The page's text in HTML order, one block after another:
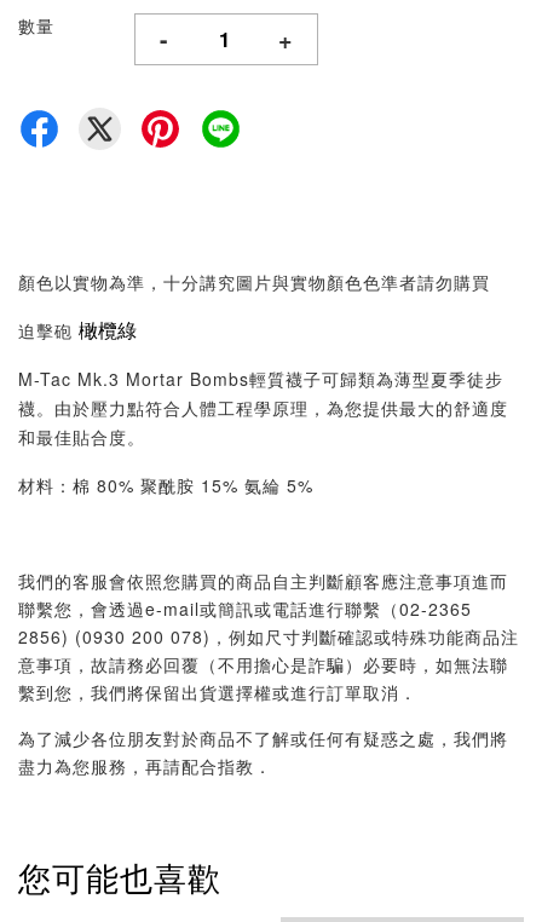
數量 - +
顏色以實物為準，十分講究圖片與實物顏色色準者請勿購買
迫擊砲 橄欖綠
M-Tac Mk.3 Mortar Bombs輕質襪子可歸類為薄型夏季徒步
襪。由於壓力點符合人體工程學原理，為您提供最大的舒適度
和最佳貼合度。
材料：棉 80% 聚酰胺 15% 氨綸 5%
我們的客服會依照您購買的商品自主判斷顧客應注意事項進而
聯繫您，會透過e-mail或簡訊或電話進行聯繫（02-2365
2856) (0930 200 078)，例如尺寸判斷確認或特殊功能商品注
意事項，故請務必回覆（不用擔心是詐騙）必要時，如無法聯
繫到您，我們將保留出貨選擇權或進行訂單取消．
為了減少各位朋友對於商品不了解或任何有疑惑之處，我們將
盡力為您服務，再請配合指教．
您可能也喜歡